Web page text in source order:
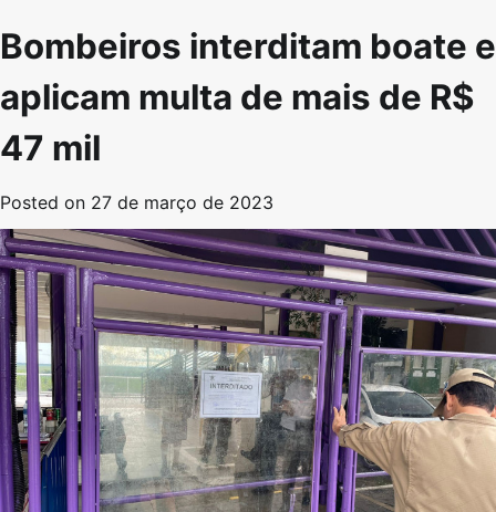
Bombeiros interditam boate e
aplicam multa de mais de R$
47 mil
Posted on 27 de março de 2023